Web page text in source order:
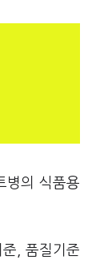
병의 식품용
, 품질기준